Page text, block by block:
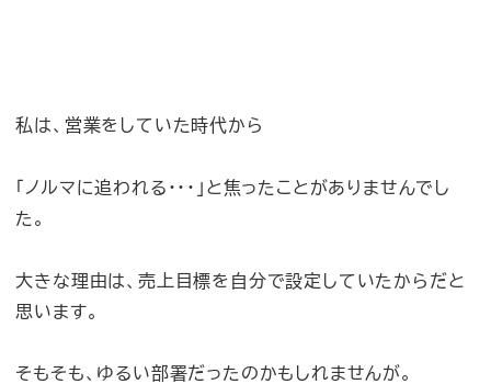
私は、営業をしていた時代から
「ノルマに追われる・・・」と焦ったことがありませんでし
た。
大きな理由は、売上目標を自分で設定していたからだと
思います。
そもそも、ゆるい部署だったのかもしれませんが。